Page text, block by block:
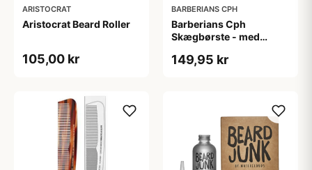
ARISTOCRAT
Aristocrat Beard Roller
105,00 kr
BARBERIANS CPH
Barberians Cph
Skægbørste - med
149,95 kr